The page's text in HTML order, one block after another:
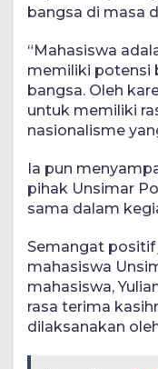
bangsa di masa
“Mahasiswa
memiliki potensi
bangsa. Oleh
untuk memiliki
nasionalisme
Ia pun
pihak Unsimar
sama dalam
Semangat
mahasiswa
mahasiswa,
rasa terima
dilaksanakan